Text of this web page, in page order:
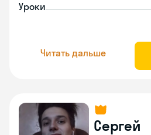
Уроки
Читать дальше
Сергей